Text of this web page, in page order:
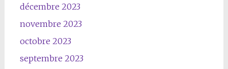
décembre 2023
novembre 2023
octobre 2023
septembre 2023